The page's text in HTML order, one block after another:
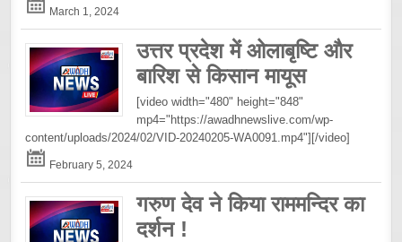
March 1, 2024
उत्तर प्रदेश में ओलाबृष्टि और
बारिश से किसान मायूस
[video width="480" height="848"
mp4="https://awadhnewslive.com/wp-
content/uploads/2024/02/VID-20240205-WA0091.mp4"][/video]
February 5, 2024
गरुण देव ने किया राममन्दिर का
दर्शन !